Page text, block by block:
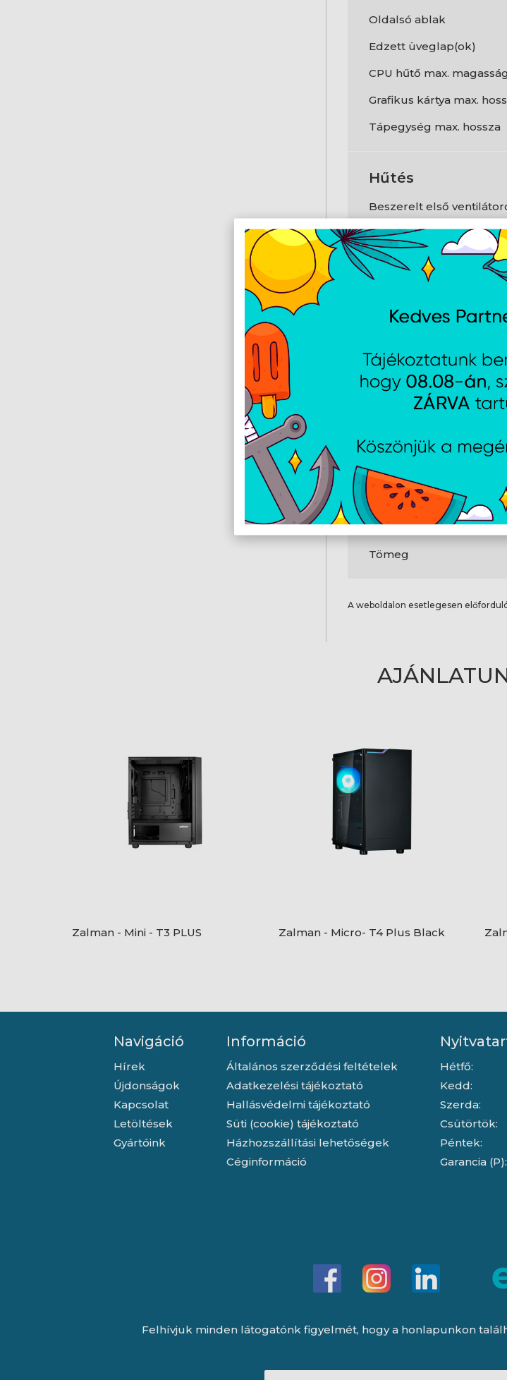
Oldalsó ablak
Edzett üveglap(ok)
CPU hűtő max.
Grafikus kártya max.
Tápegység max. hossza
Hűtés
Beszerelt első
Első ventilátorok max.
Kompatibilis méretű első
Beszerelt hátsó
Hátsó ventilátorok max.
Felső ventilátorok max.
Kompatibilis méretű
Tömeg és
Szélesség
Mélység
Magasság
Tömeg
A weboldalon esetlegesen
Zalman - Mini - T3 PLUS Zalman - Micro- T4 Plus Black
Navigáció
Hírek
Újdonságok
Kapcsolat
Letöltések
Gyártóink
Információ
Általános szerződési feltételek
Adatkezelési tájékoztató
Hallásvédelmi tájékoztató
Süti (cookie) tájékoztató
Házhozszállítási lehetőségek
Céginformáció
Hétfő:
Kedd:
Szerda:
Csütörtök:
Péntek:
Garancia (P):
Felhívjuk minden látogatónk figyelmét, hogy a honlapunkon